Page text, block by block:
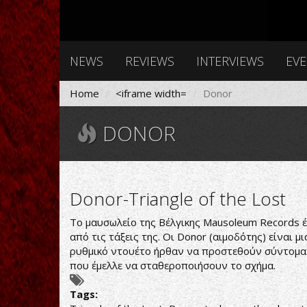
NEWS REVIEWS INTERVIEWS
Home <iframe width= Donor
DONOR
Donor-Triangle of the Lost
Το μαυσωλείο της Βέλγικης Mausoleum
από τις τάξεις της. Οι Donor (αιμοδότης)
ρυθμικό ντουέτο ήρθαν να προστεθούν
που έμελλε να σταθεροποιήσουν το σχήμα.
Tags: